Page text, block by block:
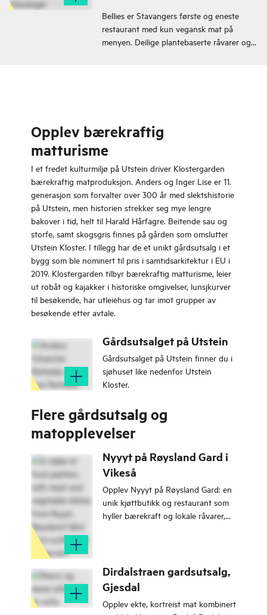
Bellies er Stavangers første og eneste
restaurant med kun vegansk mat på
menyen. Deilige plantebaserte råvarer og
Opplev bærekraftig
matturisme
I et fredet kulturmiljø på Utstein driver Klostergarden
bærekraftig matproduksjon. Anders og Inger Lise er 11.
generasjon som forvalter over 300 år med slektshistorie
på Utstein, men historien strekker seg mye lengre
bakover i tid, helt til Harald Hårfagre. Beitende sau og
storfe, samt skogsgris finnes på gården som omslutter
Utstein Kloster. I tillegg har de et unikt gårdsutsalg i et
bygg som ble nominert til pris i samtidsarkitektur i EU i
2019. Klostergarden tilbyr bærekraftig matturisme, leier
ut robåt og kajakker i historiske omgivelser, lunsjkurver
til besøkende, har utleiehus og tar imot grupper av
besøkende etter avtale.
Gårdsutsalget på Utstein
Gårdsutsalget på Utstein finner du i
sjøhuset like nedenfor Utstein
Kloster.
Flere gårdsutsalg og
matopplevelser
Nyyyt på Røysland Gard i
Vikeså
Opplev Nyyyt på Røysland Gard: en
unik kjøttbutikk og restaurant som
hyller bærekraft og lokale råvarer,
Dirdalstraen gardsutsalg,
Gjesdal
Opplev ekte, kortreist mat kombinert